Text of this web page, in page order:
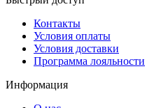
Контакты
Условия оплаты
Условия доставки
Программа лояльности
Информация